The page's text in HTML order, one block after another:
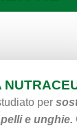
per
e unghie.